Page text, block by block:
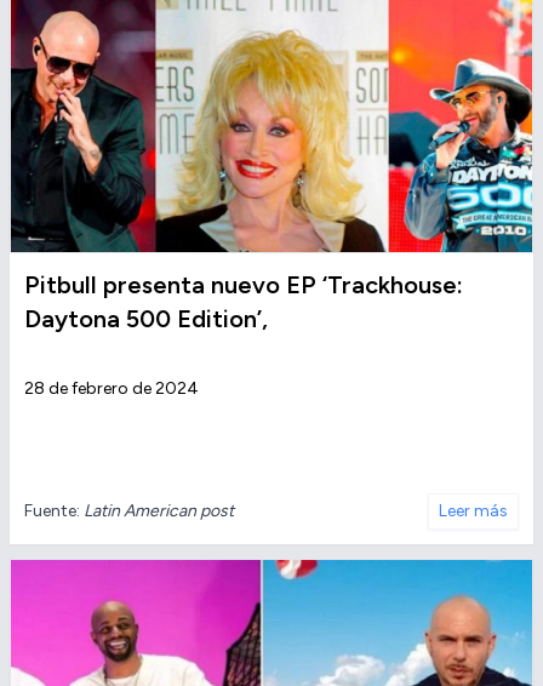
Pitbull presenta nuevo EP ‘Trackhouse:
Daytona 500 Edition’,
28 de febrero de 2024
Fuente: Latin American post Leer más